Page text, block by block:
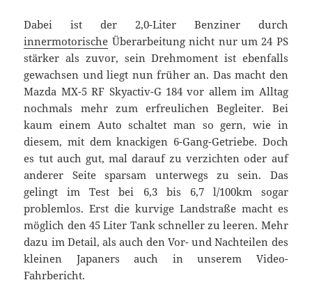
Dabei ist der 2,0-Liter Benziner durch
innermotorische Überarbeitung nicht nur um 24 PS
stärker als zuvor, sein Drehmoment ist ebenfalls
gewachsen und liegt nun früher an. Das macht den
Mazda MX-5 RF Skyactiv-G 184 vor allem im Alltag
nochmals mehr zum erfreulichen Begleiter. Bei
kaum einem Auto schaltet man so gern, wie in
diesem, mit dem knackigen 6-Gang-Getriebe. Doch
es tut auch gut, mal darauf zu verzichten oder auf
anderer Seite sparsam unterwegs zu sein. Das
gelingt im Test bei 6,3 bis 6,7 l/100km sogar
problemlos. Erst die kurvige Landstraße macht es
möglich den 45 Liter Tank schneller zu leeren. Mehr
dazu im Detail, als auch den Vor- und Nachteilen des
kleinen Japaners auch in unserem Video-
Fahrbericht.